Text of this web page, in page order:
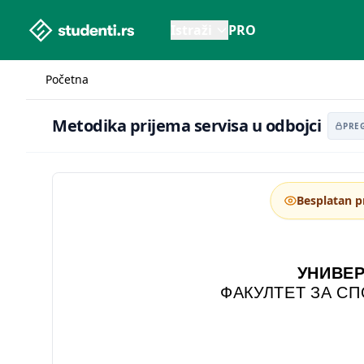
studenti.rs home page PRO
Početna
Metodika prijema servisa u odbojci
ФАКУЛТЕТ ЗА
Besplatan